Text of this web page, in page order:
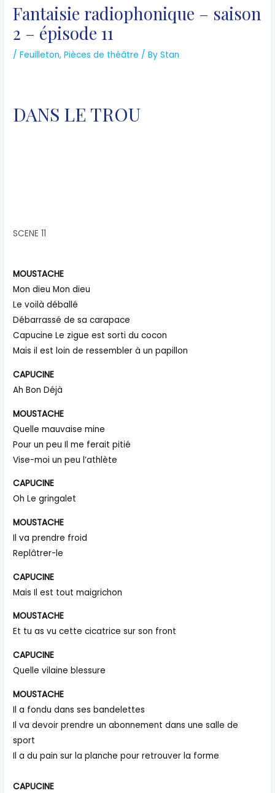
Fantaisie radiophonique – saison
2 – épisode 11
/Feuilleton,Pièces de théâtre / ByStan
DANS LE TROU
SCENE 11
MOUSTACHE
Mon dieu Mon dieu
Le voilà déballé
Débarrassé de sa carapace
Capucine Le zigue est sorti du cocon
Mais il est loin de ressembler à un papillon
CAPUCINE
Ah Bon Déjà
MOUSTACHE
Quelle mauvaise mine
Pour un peu Il me ferait pitié
Vise-moi un peu l’athlète
CAPUCINE
Oh Le gringalet
MOUSTACHE
Il va prendre froid
Replâtrer-le
CAPUCINE
Mais Il est tout maigrichon
MOUSTACHE
Et tu as vu cette cicatrice sur son front
CAPUCINE
Quelle vilaine blessure
MOUSTACHE
Il a fondu dans ses bandelettes
Il va devoir prendre un abonnement dans une salle de
sport
Il a du pain sur la planche pour retrouver la forme
CAPUCINE